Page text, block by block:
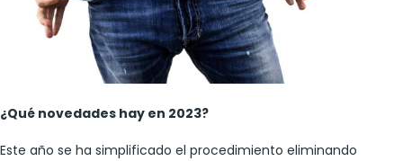
¿Qué novedades hay en 2023?
Este año se ha simplificado el procedimiento eliminando